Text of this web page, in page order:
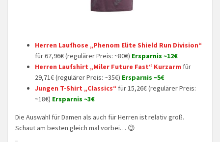
Herren Laufhose „Phenom Elite Shield Run Division“
für 67,96€ (regulärer Preis: ~80€) Ersparnis ~12€
Herren Laufshirt „Miler Future Fast“ Kurzarm für
29,71€ (regulärer Preis: ~35€) Ersparnis ~5€
Jungen T-Shirt „Classics“ für 15,26€ (regulärer Preis:
~18€) Ersparnis ~3€
Die Auswahl für Damen als auch für Herren ist relativ groß.
Schaut am besten gleich mal vorbei… 😉